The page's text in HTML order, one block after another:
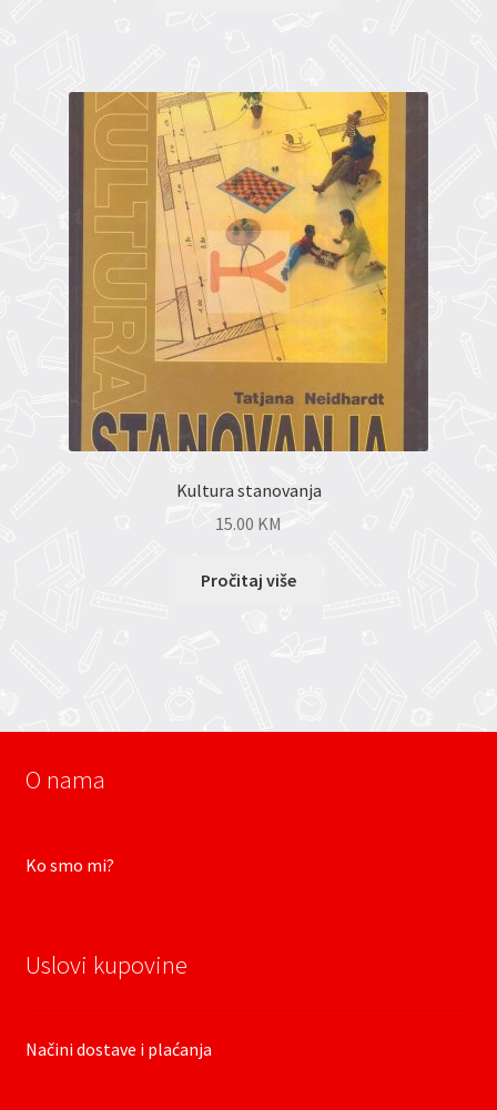
Kultura stanovanja
15.00 KM
Pročitaj više
O nama
Ko smo mi?
Uslovi kupovine
Načini dostave i plaćanja